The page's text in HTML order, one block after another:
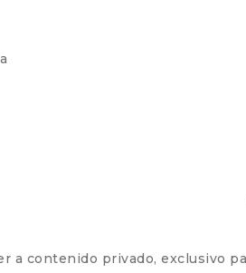
a contenido privado, exclusivo